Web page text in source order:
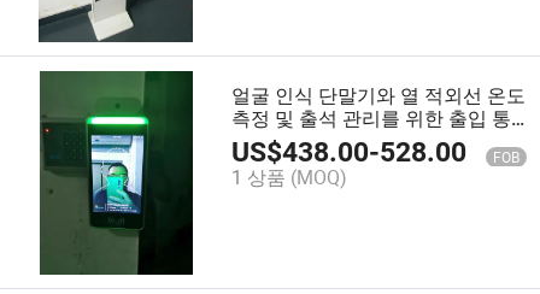
얼굴 인식 단말기와 열 적외선 온도
측정 및 출석 관리를 위한 출입 통
제 시스템
US$438.00-528.00 FOB
1 상품 (MOQ)